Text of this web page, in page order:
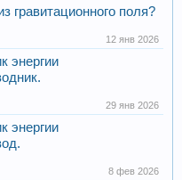
гравитационного поля?
12 янв 2026
энергии
29 янв 2026
энергии
8 фев 2026